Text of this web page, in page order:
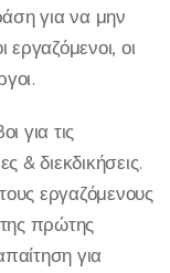
για να μην
οι
για τις
& διεκδικήσεις.
εργαζόμενους
πρώτης
για